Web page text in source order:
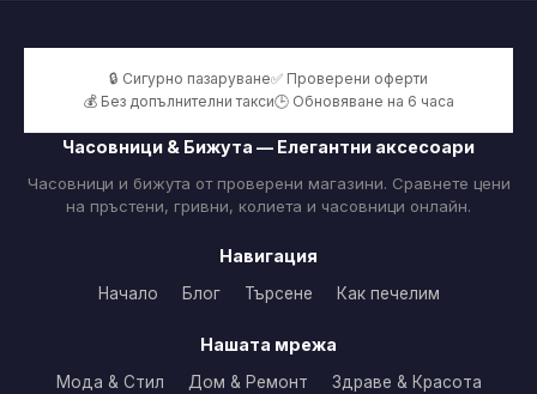
🔒 Сигурно пазаруване✅ Проверени оферти
💰 Без допълнителни такси🕒 Обновяване на 6 часа
Часовници & Бижута — Елегантни аксесоари
Часовници и бижута от проверени магазини. Сравнете цени
на пръстени, гривни, колиета и часовници онлайн.
Навигация
Начало Блог Търсене Как печелим
Нашата мрежа
Мода & Стил Дом & Ремонт
Здраве & Красота